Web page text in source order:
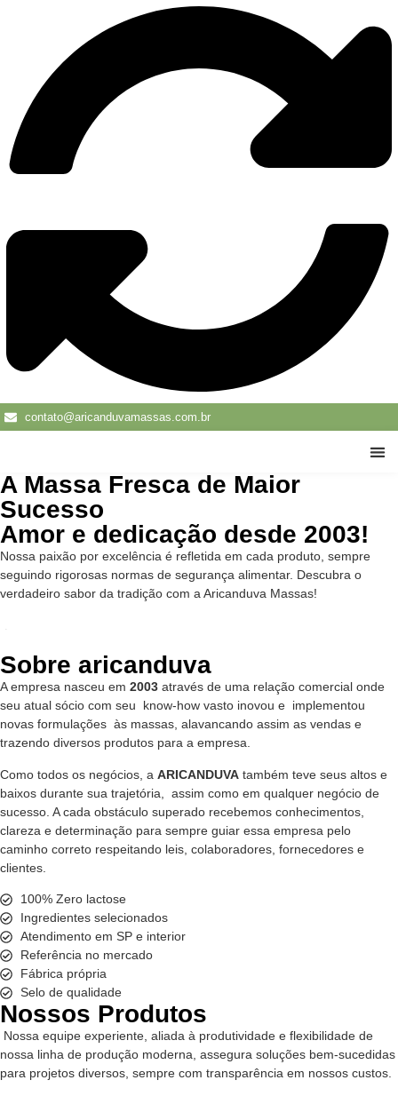
contato@aricanduvamassas.com.br
A Massa Fresca de Maior
Sucesso
Amor e dedicação desde 2003!
Nossa paixão por excelência é refletida em cada produto, sempre
seguindo rigorosas normas de segurança alimentar. Descubra o
verdadeiro sabor da tradição com a Aricanduva Massas!
Sobre aricanduva
A empresa nasceu em 2003 através de uma relação comercial onde
seu atual sócio com seu know-how vasto inovou e implementou
novas formulações às massas, alavancando assim as vendas e
trazendo diversos produtos para a empresa.
Como todos os negócios, a ARICANDUVA também teve seus altos e
baixos durante sua trajetória, assim como em qualquer negócio de
sucesso. A cada obstáculo superado recebemos conhecimentos,
clareza e determinação para sempre guiar essa empresa pelo
caminho correto respeitando leis, colaboradores, fornecedores e
clientes.
100% Zero lactose
Ingredientes selecionados
Atendimento em SP e interior
Referência no mercado
Fábrica própria
Selo de qualidade
Nossos Produtos
Nossa equipe experiente, aliada à produtividade e flexibilidade de
nossa linha de produção moderna, assegura soluções bem-sucedidas
para projetos diversos, sempre com transparência em nossos custos.